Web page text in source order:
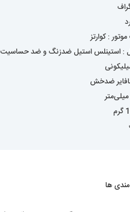
: کوارتز
: استینلس استیل ضدزنگ و ضد حساسیت
ضدخش
ها